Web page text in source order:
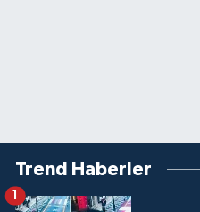
Trend Haberler
1